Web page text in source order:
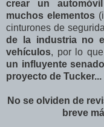
crear un
muchos elementos
cinturones de
de la industria no
vehículos, por lo que
un influyente
proyecto de Tucker...
No se olviden de
breve